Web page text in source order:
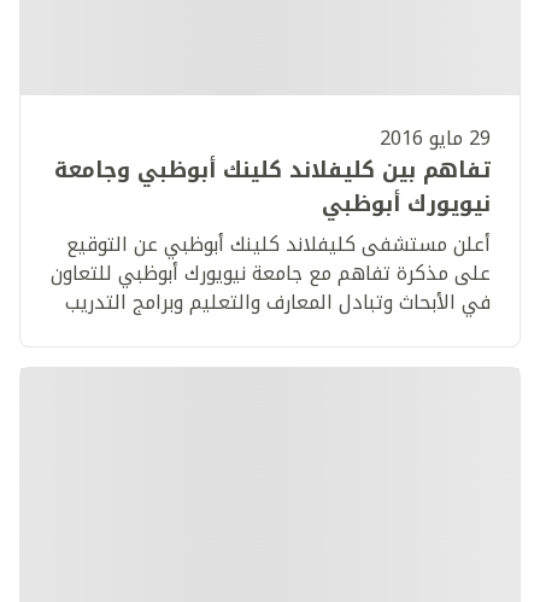
29 مايو 2016
تفاهم بين كليفلاند كلينك أبوظبي وجامعة
نيويورك أبوظبي
أعلن مستشفى كليفلاند كلينك أبوظبي عن التوقيع
على مذكرة تفاهم مع جامعة نيويورك أبوظبي للتعاون
في الأبحاث وتبادل المعارف والتعليم وبرامج التدريب